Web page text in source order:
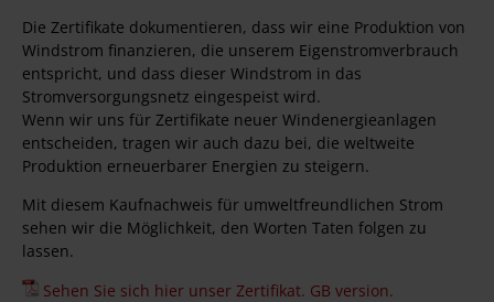
Die Zertifikate dokumentieren, dass wir eine Produktion von
Windstrom finanzieren, die unserem Eigenstromverbrauch
entspricht, und dass dieser Windstrom in das
Stromversorgungsnetz eingespeist wird.
Wenn wir uns für Zertifikate neuer Windenergieanlagen
entscheiden, tragen wir auch dazu bei, die weltweite
Produktion erneuerbarer Energien zu steigern.
Mit diesem Kaufnachweis für umweltfreundlichen Strom
sehen wir die Möglichkeit, den Worten Taten folgen zu
lassen.
Sehen Sie sich hier unser Zertifikat. GB version.